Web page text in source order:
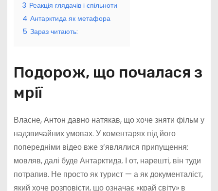
3 Реакція глядачів і спільноти
4 Антарктида як метафора
5 Зараз читають:
Подорож, що почалася з
мрії
Власне, Антон давно натякав, що хоче зняти фільм у
надзвичайних умовах. У коментарях під його
попередніми відео вже з’являлися припущення:
мовляв, далі буде Антарктида. І от, нарешті, він туди
потрапив. Не просто як турист — а як документаліст,
який хоче розповісти, що означає «край світу» в